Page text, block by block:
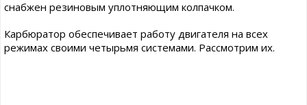
снабжен резиновым уплотняющим колпачком.
Карбюратор обеспечивает работу двигателя на всех
режимах своими четырьмя системами. Рассмотрим их.